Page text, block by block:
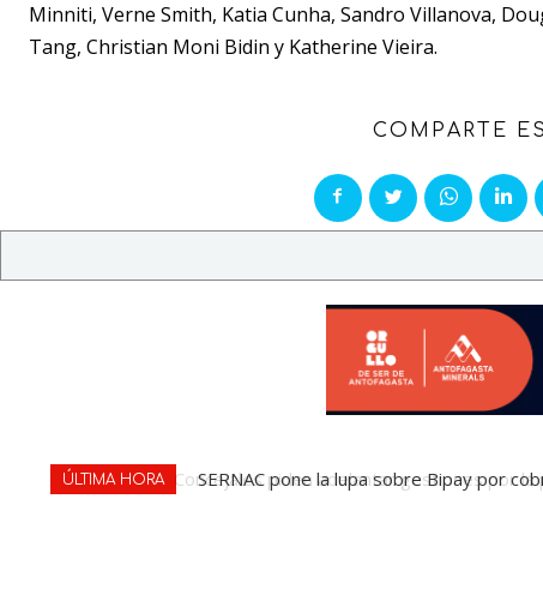
Minniti, Verne Smith, Katia Cunha, Sandro Villanova,
Tang, Christian Moni Bidin y Katherine Vieira.
COMPARTE